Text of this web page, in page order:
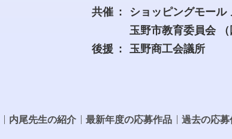
共催
ショッピングモール
玉野市教育委員会
後援
玉野商工会議所
内尾先生の紹介 最新年度の応募作品 過去の応募